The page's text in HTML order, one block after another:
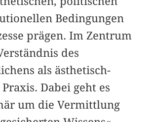
Bedingungen
prägen. Im Zentrum
des
als ästhetisch-
Dabei geht es
um die Vermittlung